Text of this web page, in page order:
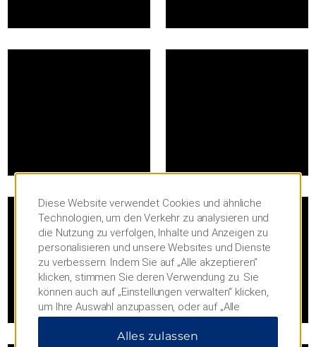
Diese Website verwendet Cookies und ähnliche
Technologien, um den Verkehr zu analysieren und
die Nutzung zu verfolgen, Inhalte und Anzeigen zu
personalisieren und unsere Websites und Dienste
zu verbessern. Indem Sie auf „Alle akzeptieren“
klicken, stimmen Sie deren Verwendung zu. Sie
können auch auf „Einstellungen verwalten“ klicken,
um Ihre Auswahl anzupassen, oder auf „Alle
ablehnen“, um nur wichtige Cookies zuzulassen.
Weitere Informationen finden Sie in unserer
Alles zulassen